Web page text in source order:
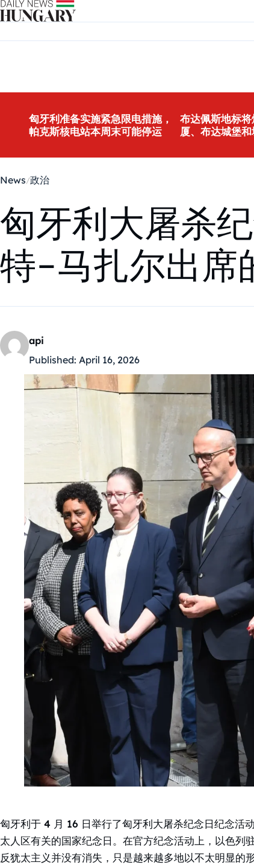
Skip to content
匈牙利准备实施紧急限电措施，
帕克斯核电站本周末可能停运
布达佩斯地标
厦、布达城堡
News 政治
匈牙利大屠杀
特-马扎尔出席
api
Published: April 16, 2026
匈牙利于 4 月 16 日举行了匈牙利大屠杀纪念日纪念活
太人区有关的国家纪念日。在官方纪念活动上，以色
反犹太主义并没有消失，只是越来越多地以不太明显的